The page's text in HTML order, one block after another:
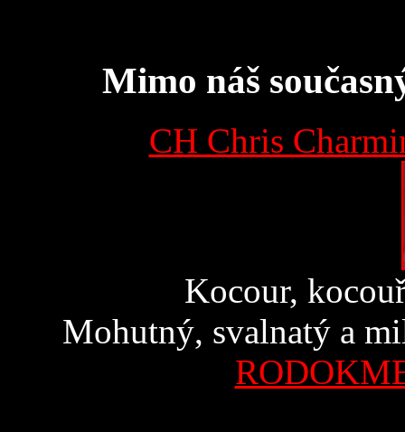
Mimo náš
CH Chris
Kocour,
Mohutný, svalnatý a